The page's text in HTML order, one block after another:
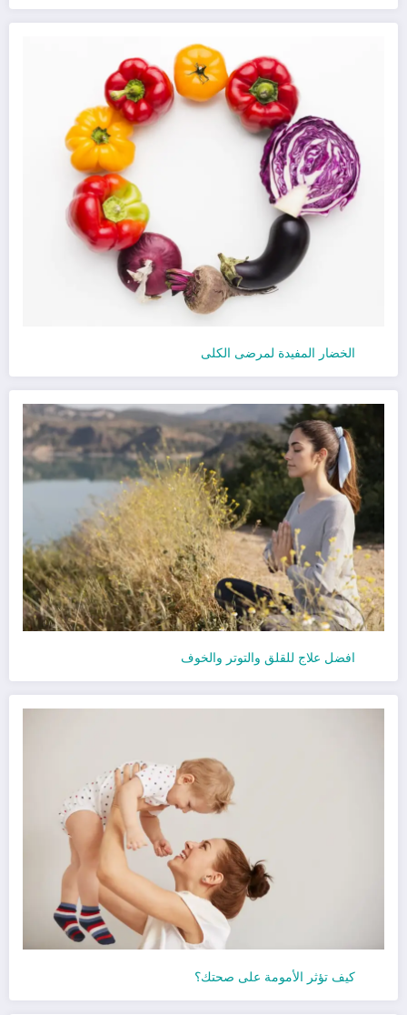
الخضار المفيدة لمرضى الكلى
افضل علاج للقلق والتوتر والخوف
كيف تؤثر الأمومة على صحتك؟